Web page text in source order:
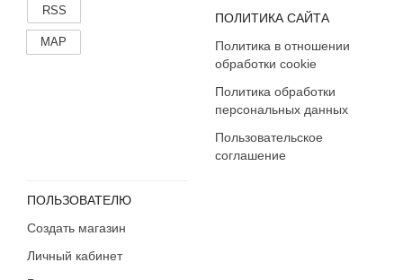
RSS
MAP
ПОЛИТИКА САЙТА
Политика в отношении
обработки cookie
Политика обработки
персональных данных
Пользовательское
соглашение
ПОЛЬЗОВАТЕЛЮ
Создать магазин
Личный кабинет